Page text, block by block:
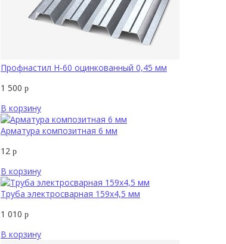
Профнастил Н-60 оцинкованный 0,45 мм
1 500 р
В корзину
Арматура композитная 6 мм
12 р
В корзину
Труба электросварная 159х4,5 мм
1 010 р
В корзину